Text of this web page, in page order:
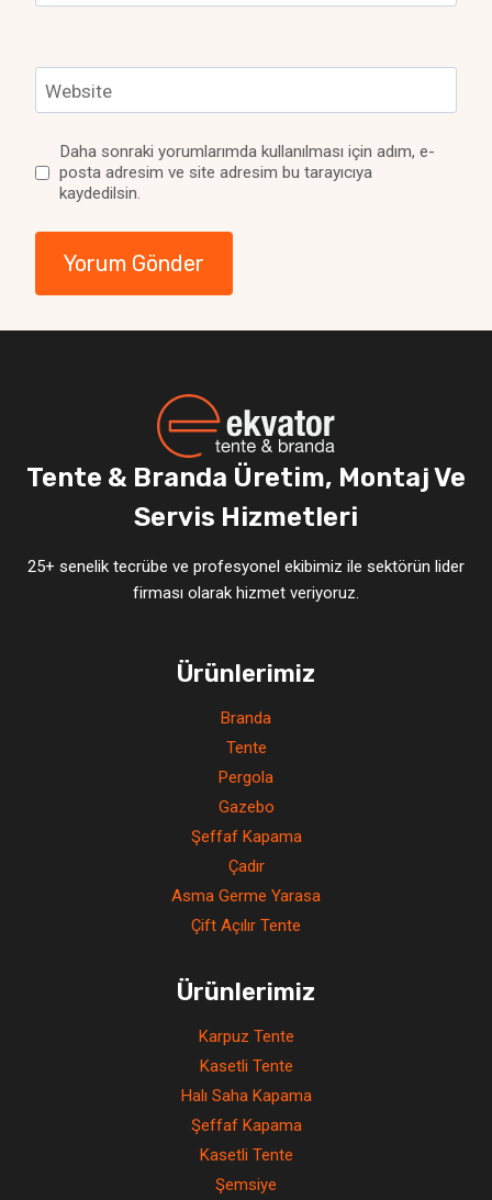
Website
Daha sonraki yorumlarımda kullanılması için adım, e-
posta adresim ve site adresim bu tarayıcıya
kaydedilsin.
Tente & Branda Üretim, Montaj Ve
Servis Hizmetleri
25+ senelik tecrübe ve profesyonel ekibimiz ile sektörün lider
firması olarak hizmet veriyoruz.
Ürünlerimiz
Branda
Tente
Pergola
Gazebo
Şeffaf Kapama
Çadır
Asma Germe Yarasa
Çift Açılır Tente
Ürünlerimiz
Karpuz Tente
Kasetli Tente
Halı Saha Kapama
Şeffaf Kapama
Kasetli Tente
Şemsiye